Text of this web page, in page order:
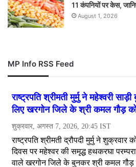
11 कंपनियों पर केस,
August 1, 2026
MP Info RSS Feed